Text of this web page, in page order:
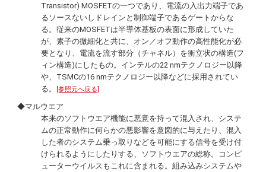
Transistor) MOSFETの一つであり、電流の入出力端子であ
るソースないしドレインと制御端子であるゲートからな
る。従来のMOSFETは半導体基板の表面に形成していた
が、素子の微細化と共に、オン／オフ動作の高性能化が必
要となり、電流を流す部分（チャネル）を衝立状の構造(フ
ィン構造)にしたもの。インテルの22 nmテクノロジー以降
や、TSMCの16 nmテクノロジー以降などに採用されてい
る。
[参照元へ戻る]
◆マルウエア
本来のソフトウエア機能に悪意を持って混入され、システ
ムの正常動作に何らかの悪影響を意図的に与えたり、混入
した者のシステム乗っ取りなどを可能にする信号を受け付
けられるようにしたりする、ソフトウエアの総称。コンピ
ューターウイルスもこれに含まれる。組み込みシステムや